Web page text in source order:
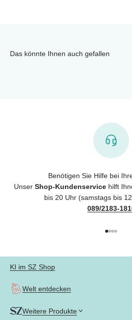
Das könnte Ihnen auch gefallen
Benötigen Sie Hilfe bei
Unser Shop-Kundenservicehilft
bis 20 Uhr (samstags bis
089/2183-
KI im SZ Shop
Welt entdecken
Weitere Produkte